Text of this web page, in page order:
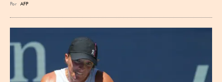
Por AFP